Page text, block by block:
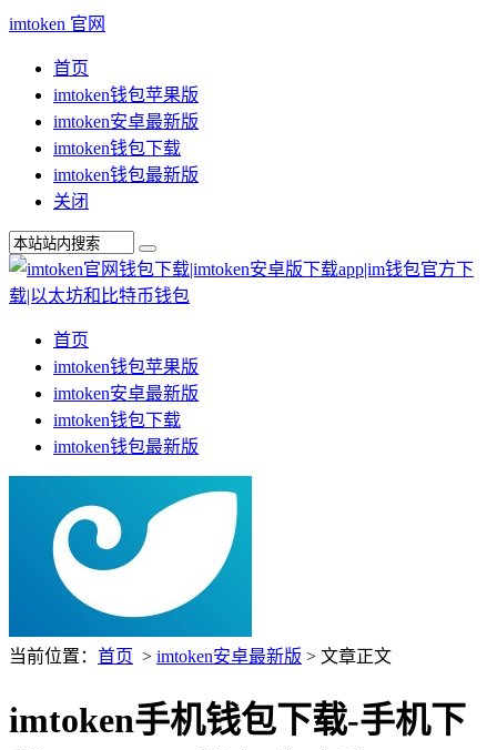
imtoken 官网
首页
imtoken钱包苹果版
imtoken安卓最新版
imtoken钱包下载
imtoken钱包最新版
关闭
首页
imtoken钱包苹果版
imtoken安卓最新版
imtoken钱包下载
imtoken钱包最新版
当前位置： 首页 > imtoken安卓最新版 > 文章正文
imtoken手机钱包下载-手机下